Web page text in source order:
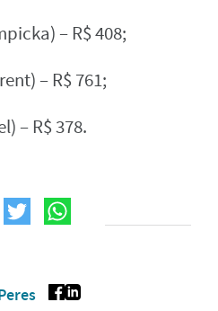
– R$ 408;
– R$ 761;
– R$ 378.